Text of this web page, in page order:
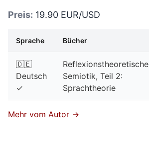
Preis: 19.90 EUR/USD
Sprache Bücher
🇩🇪
Deutsch
✓
Reflexionstheoretische
Semiotik, Teil 2:
Sprachtheorie
Mehr vom Autor →